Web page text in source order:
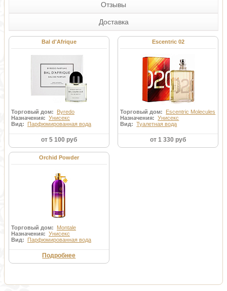
Отзывы
Доставка
Bal d'Afrique
Торговый дом:
Byredo
Назначения: Унисекс
Вид:
Парфюмированная вода
от 5 100 руб
Escentric 02
Торговый дом:
Escentric Molecules
Назначения:Унисекс
Вид:Туалетная вода
от 1 330 руб
Orchid Powder
Торговый дом: Montale
Назначения: Унисекс
Вид:
Парфюмированная вода
Подробнее